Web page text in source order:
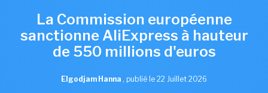
La Commission européenne
sanctionne AliExpress à hauteur
de 550 millions d'euros
Elgodjam Hanna , publié le 22 Juillet 2026